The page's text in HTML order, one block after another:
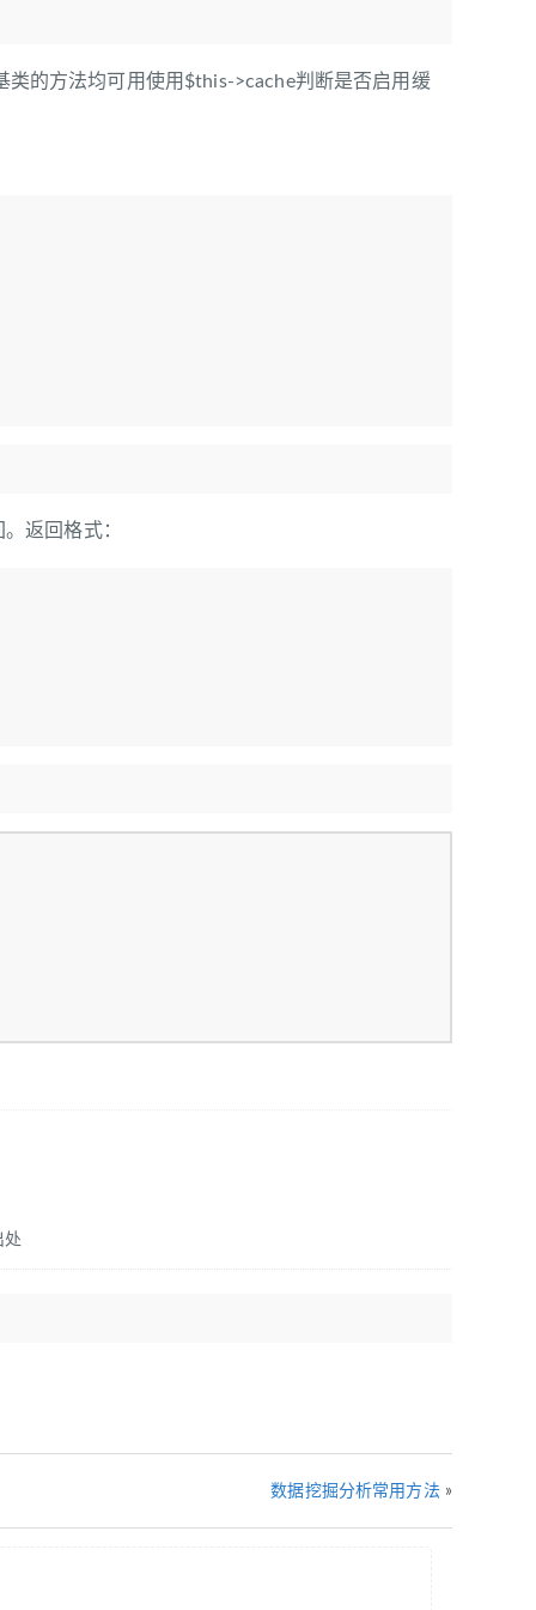
的方法均可用使用$this->cache判断是否启用缓
返回格式：
处
数据挖掘分析常用方法»